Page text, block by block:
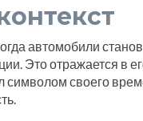
автомобили
Это отражается в
символом своего